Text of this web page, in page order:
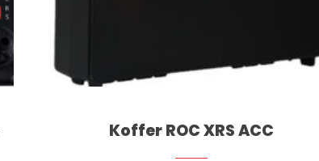
Koffer ROC XRS ACC